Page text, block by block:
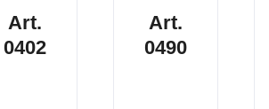
Art.
0402
Art.
0490